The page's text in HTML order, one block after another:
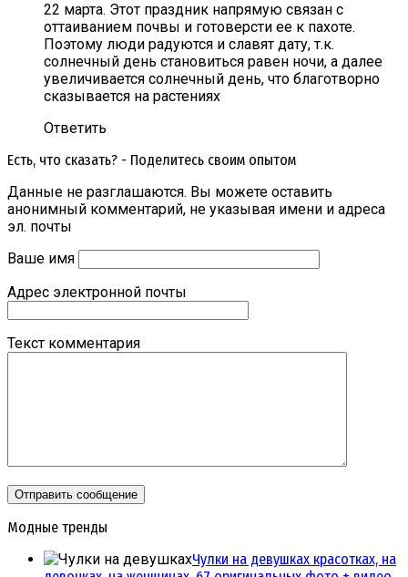
22 марта. Этот праздник напрямую связан с
оттаиванием почвы и готоверсти ее к пахоте.
Поэтому люди радуются и славят дату, т.к.
солнечный день становиться равен ночи, а далее
увеличивается солнечный день, что благотворно
сказывается на растениях
Ответить
Есть, что сказать? - Поделитесь своим опытом
Данные не разглашаются. Вы можете оставить
анонимный комментарий, не указывая имени и адреса
эл. почты
Ваше имя
Адрес электронной почты
Текст комментария
Модные тренды
Чулки на девушках красотках, на